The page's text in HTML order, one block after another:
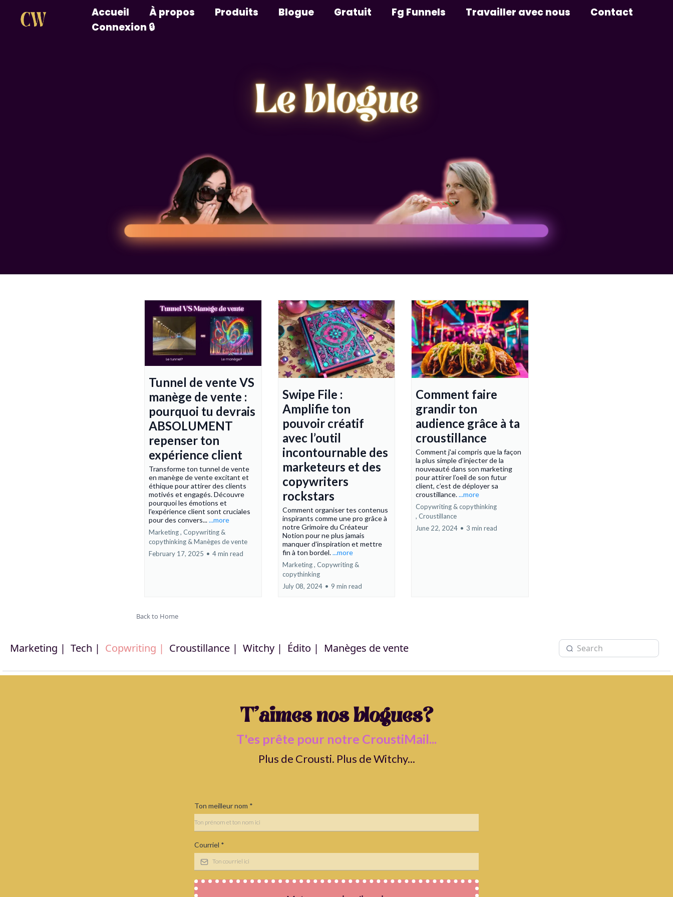
Accueil À propos Produits Blogue Gratuit Fg Funnels Travailler avec nous
Contact
Connexion 🔒
Tunnel de vente VS
manège de vente :
pourquoi tu devrais
ABSOLUMENT
repenser ton
expérience client
Transforme ton tunnel de vente
en manège de vente excitant et
éthique pour attirer des clients
motivés et engagés. Découvre
pourquoi les émotions et
l'expérience client sont cruciales
pour des convers......more
Marketing , Copywriting &
copythinking &Manèges de vente
February 17, 2025 • 4 min read
Swipe File :
Amplifie ton
pouvoir créatif
avec l’outil
incontournable des
marketeurs et des
copywriters
rockstars
Comment organiser tes contenus
inspirants comme une pro grâce à
notre Grimoire du Créateur
Notion pour ne plus jamais
manquer d'inspiration et mettre
fin à ton bordel....more
Marketing , Copywriting &
copythinking
July 08, 2024 • 9 min read
Comment faire
grandir ton
audience grâce à ta
croustillance
Comment j'ai compris que la façon
la plus simple d’injecter de la
nouveauté dans son marketing
pour attirer l’oeil de son futur
client, c’est de déployer sa
croustillance....more
Copywriting & copythinking
, Croustillance
June 22, 2024 • 3 min read
Back to Home
Marketing | Tech | Copwriting | Croustillance | Witchy | Édito | Manèges de vente
T'aimes nos blogues?
T'es prête pour notre CroustiMail...
Plus de Crousti. Plus de Witchy...
Ton meilleur nom *
Courriel *